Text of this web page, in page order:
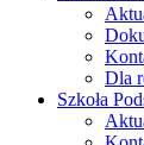
Dla
Szkoła